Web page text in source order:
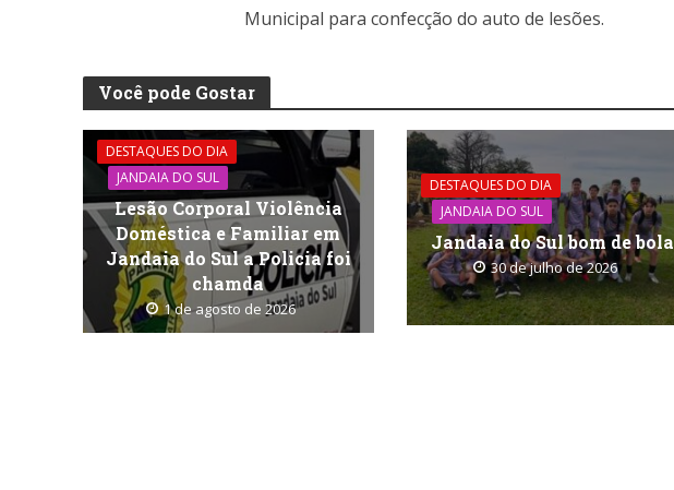
Municipal para confecção do auto de lesões.
Você pode Gostar
DESTAQUES DO DIA
JANDAIA DO SUL
Lesão Corporal Violência
Doméstica e Familiar em
Jandaia do Sul a Policia foi
chamda
1 de agosto de 2026
DESTAQUES DO DIA
JANDAIA DO SUL
Jandaia do Sul bom de bola
30 de julho de 2026